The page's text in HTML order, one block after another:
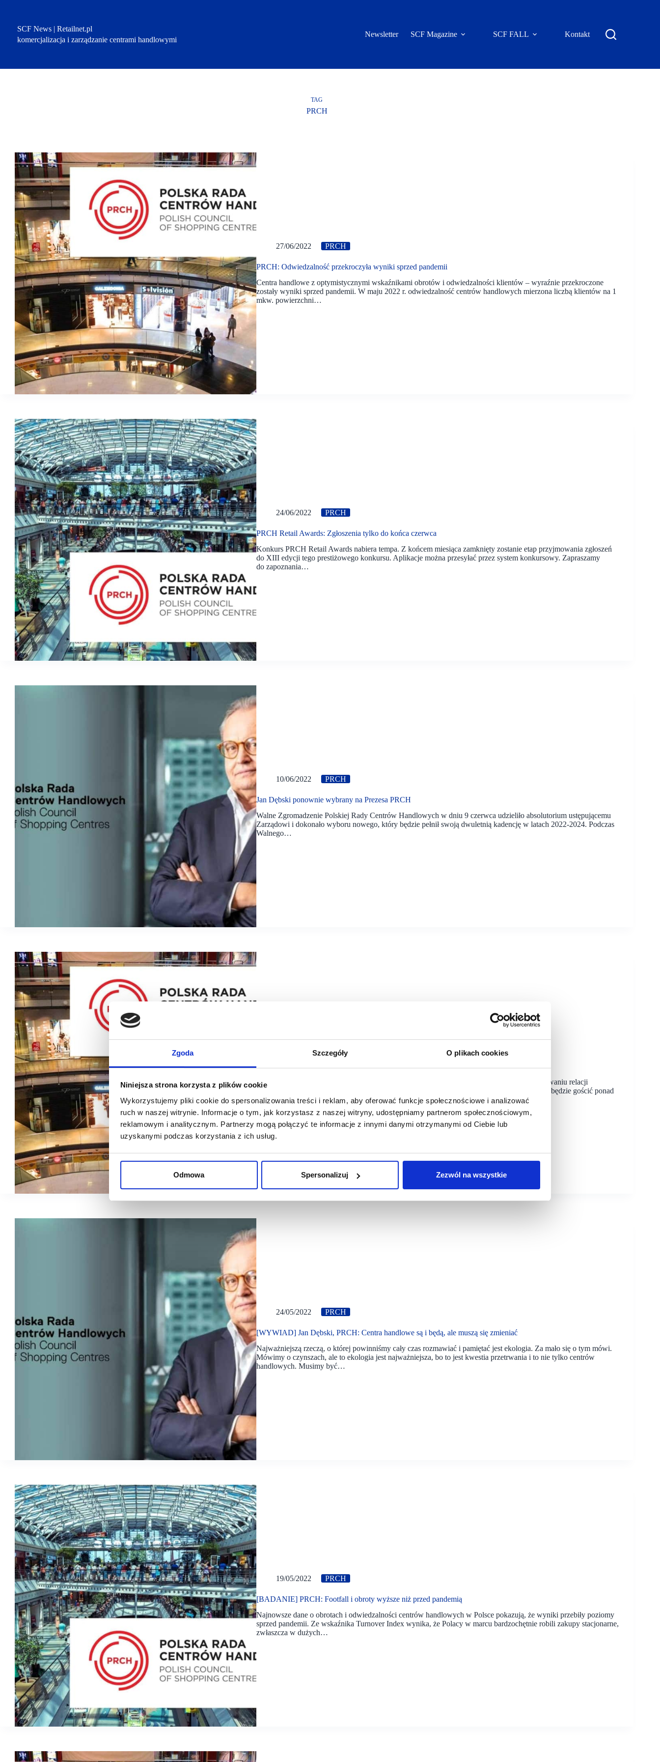
Zgoda Szczegóły O plikach cookies
Niniejsza strona korzysta z plików cookie
Wykorzystujemy pliki cookie do spersonalizowania treści i reklam, aby oferować funkcje społecznościowe i analizować
ruch w naszej witrynie. Informacje o tym, jak korzystasz z naszej witryny, udostępniamy partnerom społecznościowym,
reklamowym i analitycznym. Partnerzy mogą połączyć te informacje z innymi danymi otrzymanymi od Ciebie lub
uzyskanymi podczas korzystania z ich usług.
Odmowa Spersonalizuj Zezwól na wszystkie
SCF News | Retailnet.pl
komercjalizacja i zarządzanie centrami handlowymi
Newsletter SCF Magazine SCF FALL Kontakt
TAG
PRCH
27/06/2022 PRCH
PRCH: Odwiedzalność przekroczyła wyniki sprzed pandemii
Centra handlowe z optymistycznymi wskaźnikami obrotów i odwiedzalności klientów – wyraźnie przekroczone
zostały wyniki sprzed pandemii. W maju 2022 r. odwiedzalność centrów handlowych mierzona liczbą klientów na 1
mkw. powierzchni…
24/06/2022 PRCH
PRCH Retail Awards: Zgłoszenia tylko do końca czerwca
Konkurs PRCH Retail Awards nabiera tempa. Z końcem miesiąca zamknięty zostanie etap przyjmowania zgłoszeń
do XIII edycji tego prestiżowego konkursu. Aplikacje można przesyłać przez system konkursowy. Zapraszamy
do zapoznania…
10/06/2022 PRCH
Jan Dębski ponownie wybrany na Prezesa PRCH
Walne Zgromadzenie Polskiej Rady Centrów Handlowych w dniu 9 czerwca udzieliło absolutorium ustępującemu
Zarządowi i dokonało wyboru nowego, który będzie pełnił swoją dwuletnią kadencję w latach 2022-2024. Podczas
Walnego…
PRCH zaprasza na pierwszy po pandemii Biznes Mixer
PRCH Business Mixer to cykliczne wydarzenie, stworzone z myślą o podtrzymywaniu i budowaniu relacji
biznesowych w branży nieruchomości handlowych. Po 2 latach pandemicznej przerwy PRCH będzie gościć ponad
100 uczestników: kluczowych…
24/05/2022 PRCH
[WYWIAD] Jan Dębski, PRCH: Centra handlowe są i będą, ale muszą się zmieniać
Najważniejszą rzeczą, o której powinniśmy cały czas rozmawiać i pamiętać jest ekologia. Za mało się o tym mówi.
Mówimy o czynszach, ale to ekologia jest najważniejsza, bo to jest kwestia przetrwania i to nie tylko centrów
handlowych. Musimy być…
19/05/2022 PRCH
[BADANIE] PRCH: Footfall i obroty wyższe niż przed pandemią
Najnowsze dane o obrotach i odwiedzalności centrów handlowych w Polsce pokazują, że wyniki przebiły poziomy
sprzed pandemii. Ze wskaźnika Turnover Index wynika, że Polacy w marcu bardzochętnie robili zakupy stacjonarne,
zwłaszcza w dużych…